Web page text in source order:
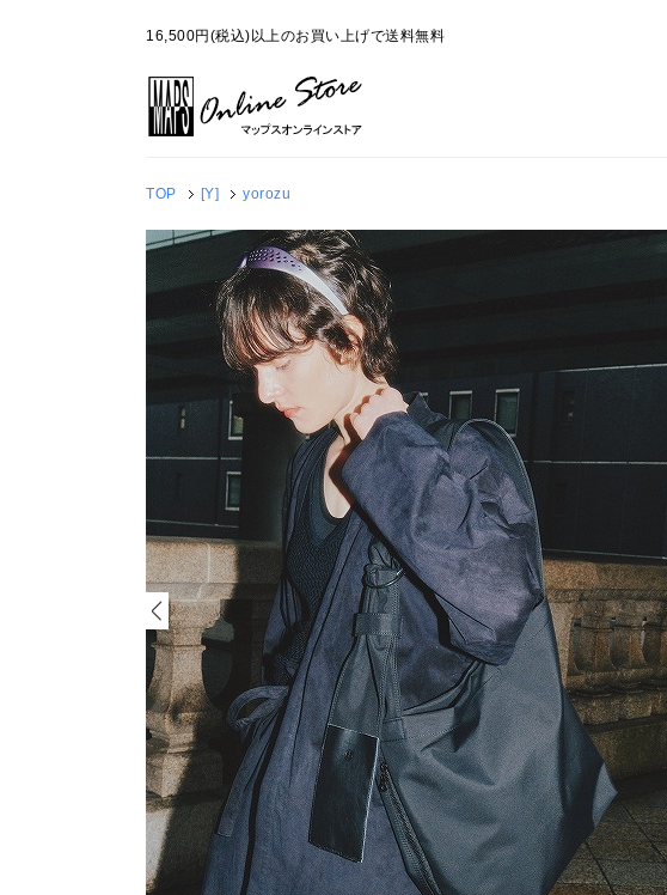
16,500円(税込)以上のお買い上げで送料無料
TOP [Y] yorozu